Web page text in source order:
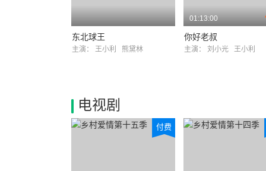
东北球王
主演： 王小利 熊黛林
01:13:00
你好老叔
主演： 刘小光 王小利
电视剧
付费